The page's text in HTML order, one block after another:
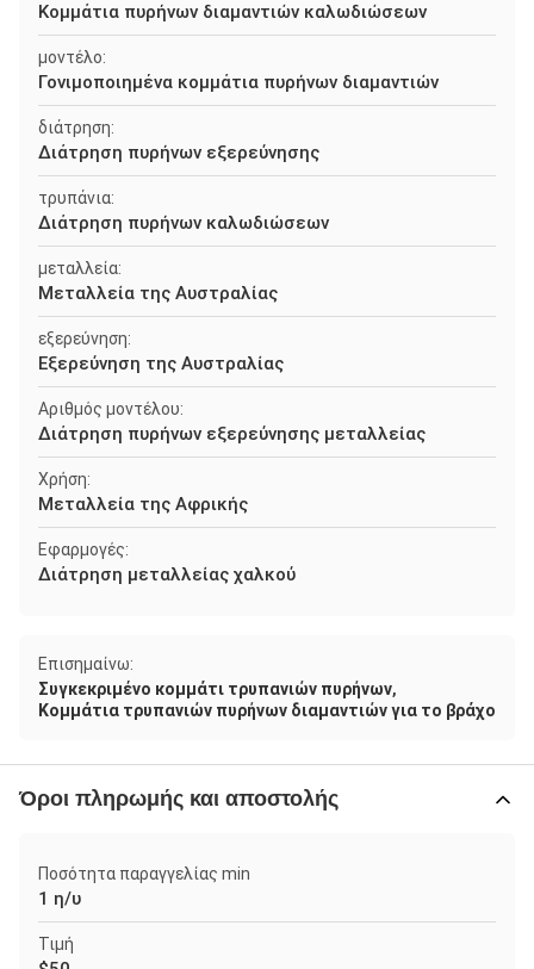
Κομμάτια πυρήνων διαμαντιών καλωδιώσεων
μοντέλο:
Γονιμοποιημένα κομμάτια πυρήνων διαμαντιών
διάτρηση:
Διάτρηση πυρήνων εξερεύνησης
τρυπάνια:
Διάτρηση πυρήνων καλωδιώσεων
μεταλλεία:
Μεταλλεία της Αυστραλίας
εξερεύνηση:
Εξερεύνηση της Αυστραλίας
Αριθμός μοντέλου:
Διάτρηση πυρήνων εξερεύνησης μεταλλείας
Χρήση:
Μεταλλεία της Αφρικής
Εφαρμογές:
Διάτρηση μεταλλείας χαλκού
Επισημαίνω:
Συγκεκριμένο κομμάτι τρυπανιών πυρήνων,
Κομμάτια τρυπανιών πυρήνων διαμαντιών για το βράχο
Όροι πληρωμής και αποστολής
Ποσότητα παραγγελίας min
1 η/υ
Τιμή